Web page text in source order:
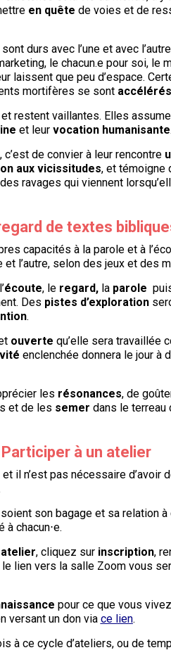
en quête de voies et de
durs avec l’une et avec
le chacun.e pour soi, le
laissent que peu d’espace.
mortifères se sont accélérés
restent vaillantes. Elles
et leur vocation humanisante.
de convier à leur rencontre
aux vicissitudes, et témoigne
ravages qui viennent
de textes
capacités à la parole et à
l’autre, selon des jeux et des
écoute, le regard, la parole
Des pistes d’exploration
.
ouverte qu’elle sera travaillée
enclenchée donnera le jour à
les résonances, de
et de les semer dans le terreau
Participer à un atelier
il n’est pas nécessaire d’avoir
son bagage et sa relation
chacun⋅e.
, cliquez sur inscription,
lien vers la salle Zoom vous
pour ce que vous
versant un don via ce lien.
à ce cycle d’ateliers, ou de